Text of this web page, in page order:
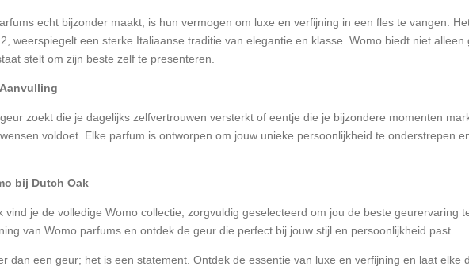
echt bijzonder maakt, is hun vermogen om luxe en verfijning in een fles te vangen.
weerspiegelt een sterke Italiaanse traditie van elegantie en klasse. Womo biedt niet
stelt om zijn beste zelf te presenteren.
zoekt die je dagelijks zelfvertrouwen versterkt of eentje die je bijzondere momenten
voldoet. Elke parfum is ontworpen om jouw unieke persoonlijkheid te onderstrepen
bij Dutch Oak
vind je de volledige Womo collectie, zorgvuldig geselecteerd om jou de beste geurervaring
van Womo parfums en ontdek de geur die perfect bij jouw stijl en persoonlijkheid past.
dan een geur; het is een statement. Ontdek de essentie van luxe en verfijning en laat elke